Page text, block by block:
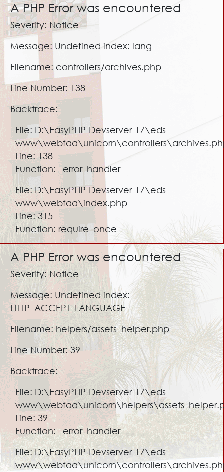
A PHP Error was encountered
Severity: Notice
Message: Undefined index: lang
Filename: controllers/archives.php
Line Number: 138
Backtrace:
File: D:\EasyPHP-Devserver-17\eds-
Line: 138
Function: _error_handler
File: D:\EasyPHP-Devserver-17\eds-
www\webfaa\index.php
Line: 315
Function: require_once
A PHP Error was encountered
Severity: Notice
Message: Undefined index:
HTTP_ACCEPT_LANGUAGE
Filename: helpers/assets_helper.php
Line Number: 39
Backtrace:
File: D:\EasyPHP-Devserver-17\eds-
Line: 39
Function: _error_handler
File: D:\EasyPHP-Devserver-17\eds-